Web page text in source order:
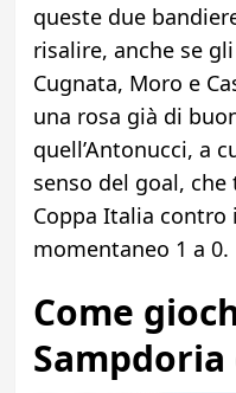
queste due
risalire, anche se
Cugnata, Moro e
una rosa già di
quell’Antonucci, a
senso del goal,
Coppa Italia contro
momentaneo 1 a 0.
Come